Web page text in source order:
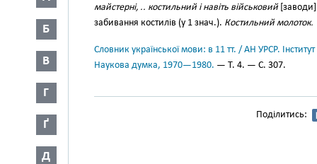
Б
В
Г
Ґ
Д
майстерні, .. костильний і навіть військовий
забивання костилів (у 1 знач.). Костильний молоток.
Словник української мови: в 11 тт. / АН УРСР.
Наукова думка, 1970—1980. — Т. 4. — С. 307.
Поділитись: